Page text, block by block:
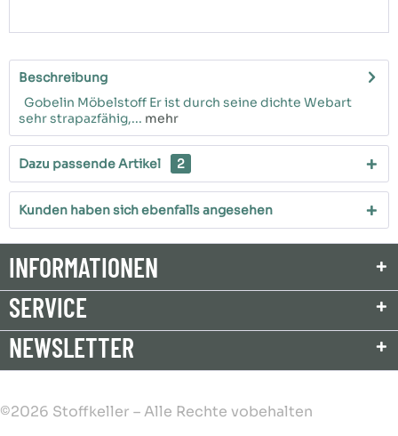
Beschreibung
Gobelin Möbelstoff Er ist durch seine dichte Webart
sehr strapazfähig,... mehr
Dazu passende Artikel 2
Kunden haben sich ebenfalls angesehen
INFORMATIONEN
SERVICE
NEWSLETTER
©2026 Stoffkeller – Alle Rechte vobehalten